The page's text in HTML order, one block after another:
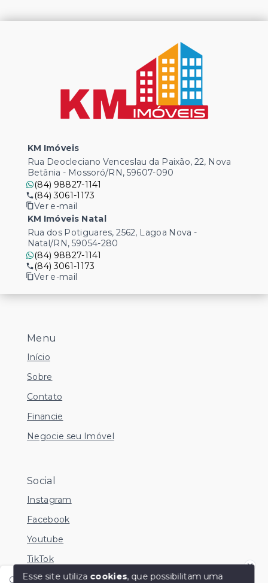
Olá me chamo Kamila e estou disponível nesse
Menu
Início
Sobre
Contato
Financie
Negocie seu Imóvel
Social
Instagram
Facebook
Youtube
TikTok
KM Imóveis
Rua Deocleciano Venceslau da Paixão, 22, Nova
Betânia - Mossoró/RN, 59607-090
(84) 98827-1141
(84) 3061-1173
Ver e-mail
KM Imóveis Natal
Rua dos Potiguares, 2562, Lagoa Nova -
Natal/RN, 59054-280
(84) 98827-1141
(84) 3061-1173
Ver e-mail
Esse site utiliza cookies, que possibilitam uma